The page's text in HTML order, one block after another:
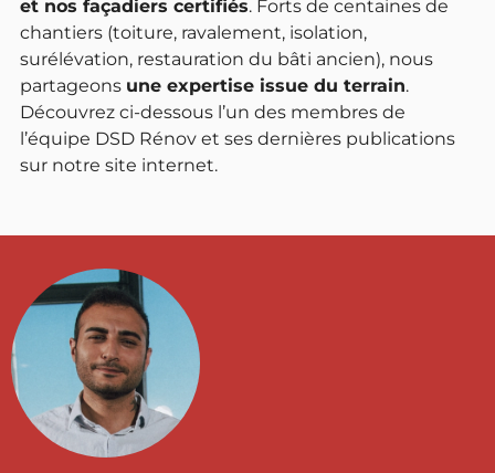
et nos façadiers certifiés. Forts de centaines de
chantiers (toiture, ravalement, isolation,
surélévation, restauration du bâti ancien), nous
partageons une expertise issue du terrain.
Découvrez ci-dessous l’un des membres de
l’équipe DSD Rénov et ses dernières publications
sur notre site internet.